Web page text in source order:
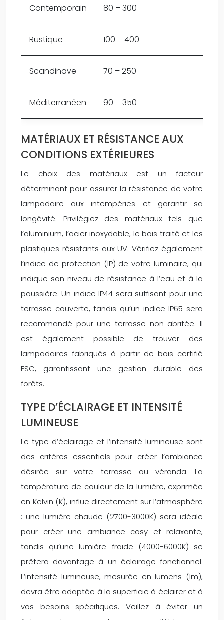
Contemporain 80 – 300
Rustique 100 – 400
Scandinave 70 – 250
Méditerranéen 90 – 350
MATÉRIAUX ET RÉSISTANCE AUX
CONDITIONS EXTÉRIEURES
Le choix des matériaux est un facteur
déterminant pour assurer la résistance de votre
lampadaire aux intempéries et garantir sa
longévité. Privilégiez des matériaux tels que
l’aluminium, l’acier inoxydable, le bois traité et les
plastiques résistants aux UV. Vérifiez également
l’indice de protection (IP) de votre luminaire, qui
indique son niveau de résistance à l’eau et à la
poussière. Un indice IP44 sera suffisant pour une
terrasse couverte, tandis qu’un indice IP65 sera
recommandé pour une terrasse non abritée. Il
est également possible de trouver des
lampadaires fabriqués à partir de bois certifié
FSC, garantissant une gestion durable des
forêts.
TYPE D’ÉCLAIRAGE ET INTENSITÉ
LUMINEUSE
Le type d’éclairage et l’intensité lumineuse sont
des critères essentiels pour créer l’ambiance
désirée sur votre terrasse ou véranda. La
température de couleur de la lumière, exprimée
en Kelvin (K), influe directement sur l’atmosphère
: une lumière chaude (2700-3000K) sera idéale
pour créer une ambiance cosy et relaxante,
tandis qu’une lumière froide (4000-6000K) se
prêtera davantage à un éclairage fonctionnel.
L’intensité lumineuse, mesurée en lumens (lm),
devra être adaptée à la superficie à éclairer et à
vos besoins spécifiques. Veillez à éviter un